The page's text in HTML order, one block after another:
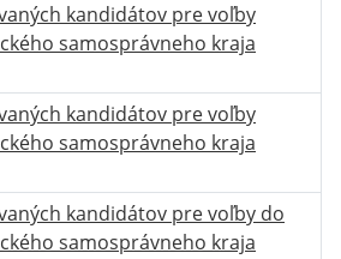
kandidátov pre voľby
samosprávneho kraja
kandidátov pre voľby
samosprávneho kraja
kandidátov pre voľby do
samosprávneho kraja